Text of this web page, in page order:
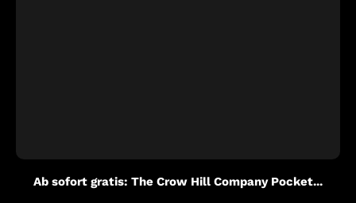
Ab sofort gratis: The Crow Hill Company Pocket...